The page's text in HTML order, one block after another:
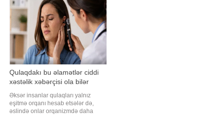
qanunlarını və qaydalarını pozma,
terrorçuluq, terrorçuluğ
Qulaqdakı bu əlamətlər ciddi
xəstəlik xəbərçisi ola bilər
Əksər insanlar qulaqları yalnız
eşitmə orqanı hesab etsələr də,
əslində onlar orqanizmdə daha